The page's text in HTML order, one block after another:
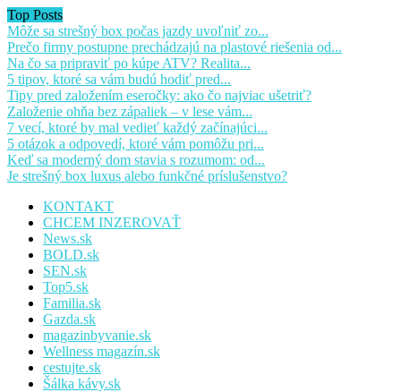
Top Posts
Môže sa strešný box počas jazdy uvoľniť zo...
Prečo firmy postupne prechádzajú na plastové riešenia od...
Na čo sa pripraviť po kúpe ATV? Realita...
5 tipov, ktoré sa vám budú hodiť pred...
Tipy pred založením eseročky: ako čo najviac ušetriť?
Založenie ohňa bez zápaliek – v lese vám...
7 vecí, ktoré by mal vedieť každý začínajúci...
5 otázok a odpovedí, ktoré vám pomôžu pri...
Keď sa moderný dom stavia s rozumom: od...
Je strešný box luxus alebo funkčné príslušenstvo?
KONTAKT
CHCEM INZEROVAŤ
News.sk
BOLD.sk
SEN.sk
Top5.sk
Familia.sk
Gazda.sk
magazinbyvanie.sk
Wellness magazín.sk
cestujte.sk
Šálka kávy.sk